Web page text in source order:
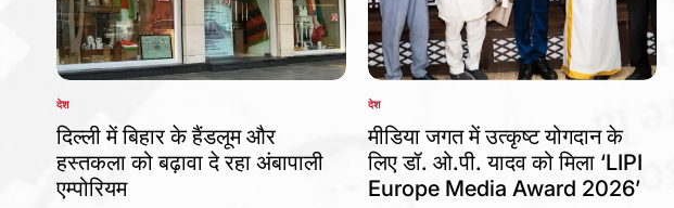
POSTED
IN
देश
दिल्ली में बिहार के हैंडलूम और
हस्तकला को बढ़ावा दे रहा अंबापाली
एम्पोरियम
POSTED
IN
देश
मीडिया जगत में उत्कृष्ट योगदान के
लिए डॉ. ओ.पी. यादव को मिला ‘LIPI
Europe Media Award 2026’